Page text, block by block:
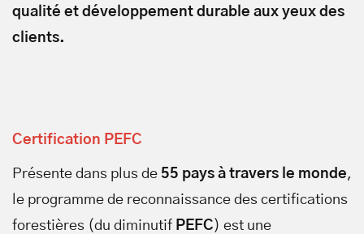
qualité et développement durable aux yeux des
clients.
Certification PEFC
Présente dans plus de 55 pays à travers le monde,
le programme de reconnaissance des certifications
forestières (du diminutif PEFC) est une